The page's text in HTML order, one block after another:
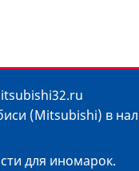
(Mitsubishi) в
для иномарок.